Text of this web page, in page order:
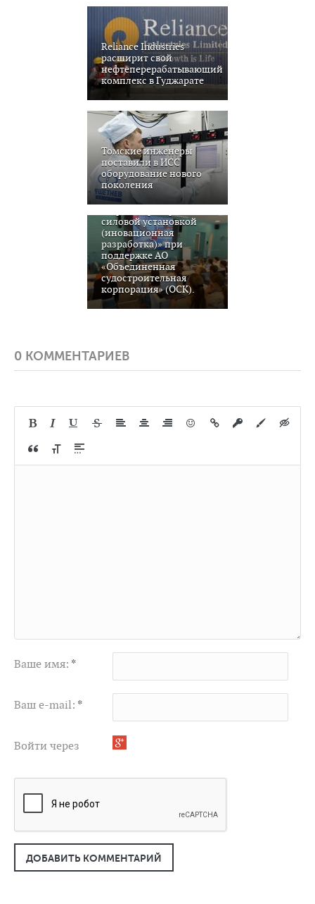
Reliance Industries
расширит свой
нефтеперерабатывающий
комплекс в Гуджарате
Томские инженеры
поставили в ИСС
оборудование нового
поколения
Проект: «Малое
беспилотное
гидрографическое
судно с
силовой установкой
(иновационная
разработка)» при
поддержке АО
«Объединенная
судостроительная
корпорация» (ОСК).
0 КОММЕНТАРИЕВ
Ваше имя: *
Ваш e-mail: *
Войти через
ДОБАВИТЬ КОММЕНТАРИЙ